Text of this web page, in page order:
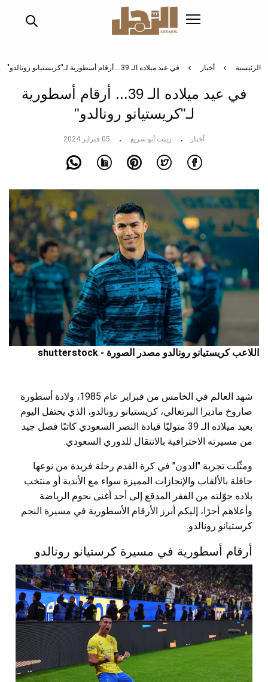
الرئيسية أخبار في عيد ميلاده الـ 39... أرقام أسطورية لـ"كريستيانو رونالدو"
في عيد ميلاده الـ 39... أرقام أسطورية
لـ"كريستيانو رونالدو"
أخبار زينب أبو سريع 05 فبراير 2024
اللاعب كريستيانو رونالدو مصدر الصورة - shutterstock
شهد العالم في الخامس من فبراير عام 1985، ولادة أسطورة
صاروخ ماديرا البرتغالي، كريستيانو رونالدو، الذي يحتفل اليوم
بعيد ميلاده الـ 39 متوليًا قيادة النصر السعودي كاتبًا فصل جيد
من مسيرته الاحترافية بالانتقال للدوري السعودي.
ومثّلت تجربة "الدون" في كرة القدم رحلة فريدة من نوعها
حافلة بالألقاب والإنجازات المميزة سواء مع الأندية أو منتخب
بلاده حوّلته من الفقر المدقع إلى أحد أغنى نجوم الرياضة
وأعلاهم أجرًا، إليكم أبرز الأرقام الأسطورية في مسيرة النجم
كرستيانو رونالدو.
أرقام أسطورية في مسيرة كرستيانو رونالدو